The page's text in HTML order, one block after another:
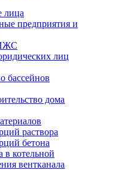
лица
предприятия и
лиц
бассейнов
дома
раствора
бетона
в котельной
вентканала